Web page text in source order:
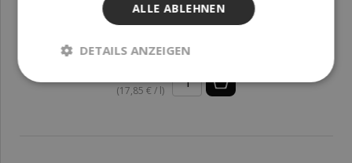
Sesamöl raffiniert 5 l
(17,85 € / l)
ALLE ABLEHNEN
DETAILS ANZEIGEN